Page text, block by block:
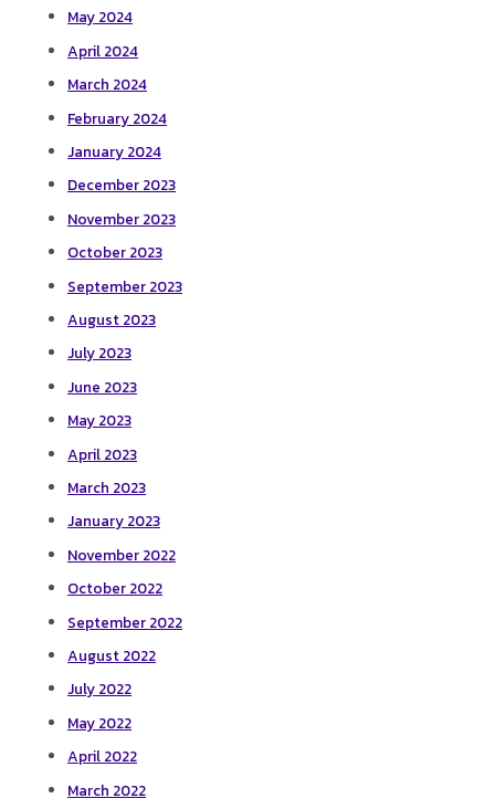
May 2024
April 2024
March 2024
February 2024
January 2024
December 2023
November 2023
October 2023
September 2023
August 2023
July 2023
June 2023
May 2023
April 2023
March 2023
January 2023
November 2022
October 2022
September 2022
August 2022
July 2022
May 2022
April 2022
March 2022